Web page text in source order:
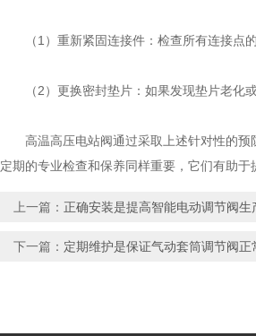
（1）重新紧固连接件：检查所有连接点的
（2）更换密封垫片：如果发现垫片老化或
高温高压电站阀通过采取上述针对性的预
定期的专业检查和保养同样重要，它们有助于
上一篇： 正确安装是提高智能电动调节阀生
下一篇： 定期维护是保证气动套筒调节阀